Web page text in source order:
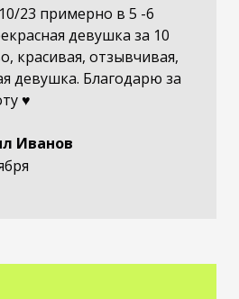
23 примерно в 5 -6
девушка за 10
красивая, отзывчивая,
девушка. Благодарю за
♥️
Иванов